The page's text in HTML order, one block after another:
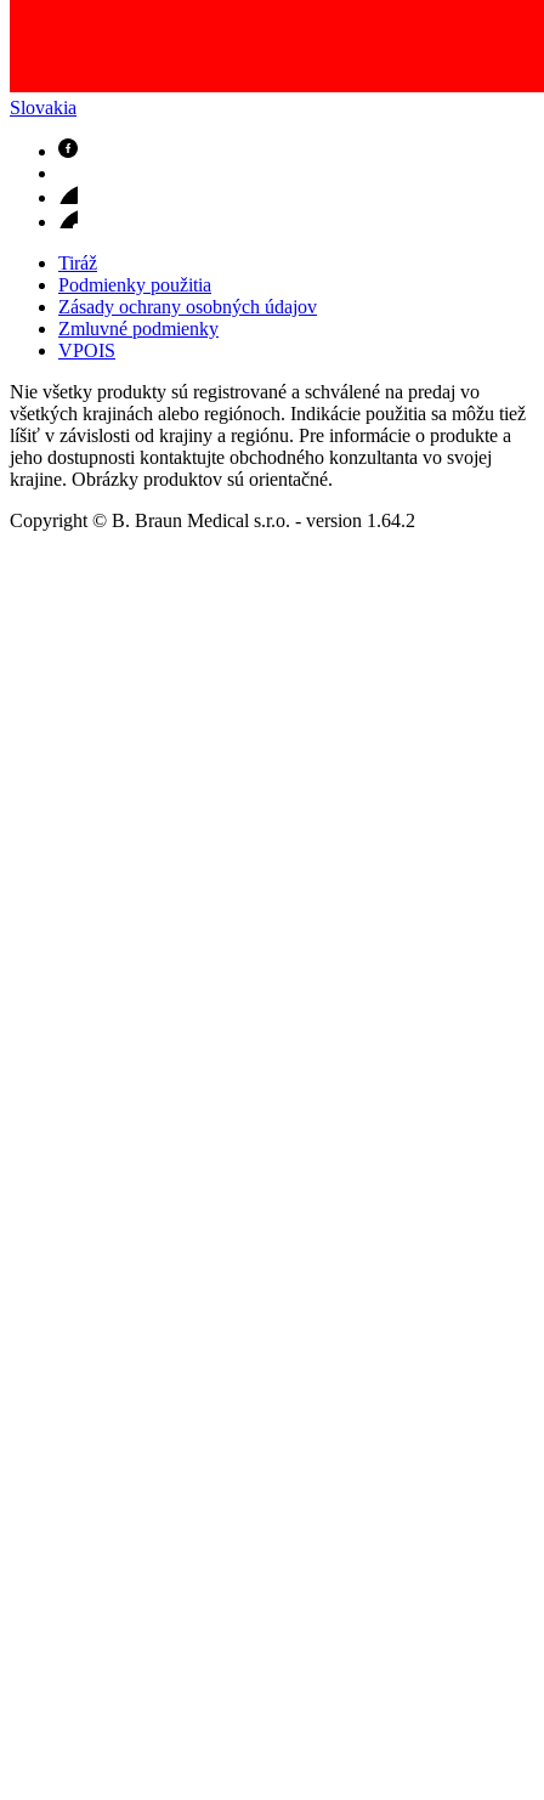
Slovakia
Tiráž
Podmienky použitia
Zásady ochrany osobných údajov
Zmluvné podmienky
VPOIS
Nie všetky produkty sú registrované a schválené na predaj vo
všetkých krajinách alebo regiónoch. Indikácie použitia sa môžu tiež
líšiť v závislosti od krajiny a regiónu. Pre informácie o produkte a
jeho dostupnosti kontaktujte obchodného konzultanta vo svojej
krajine. Obrázky produktov sú orientačné.
Copyright © B. Braun Medical s.r.o. - version 1.64.2